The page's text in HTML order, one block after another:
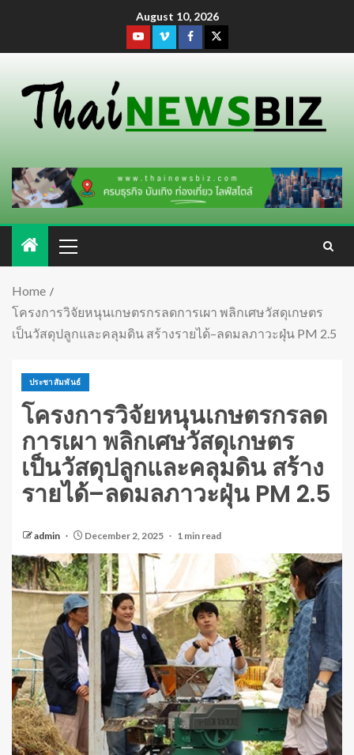
August 10, 2026
Home
โครงการวิจัยหนุนเกษตรกรลดการเผา พลิกเศษวัสดุเกษตร
เป็นวัสดุปลูกและคลุมดิน สร้างรายได้–ลดมลภาวะฝุ่น PM 2.5
ประชาสัมพันธ์
โครงการวิจัยหนุนเกษตรกรลด
การเผา พลิกเศษวัสดุเกษตร
เป็นวัสดุปลูกและคลุมดิน สร้าง
รายได้–ลดมลภาวะฝุ่น PM 2.5
admin December 2, 2025 1 min read